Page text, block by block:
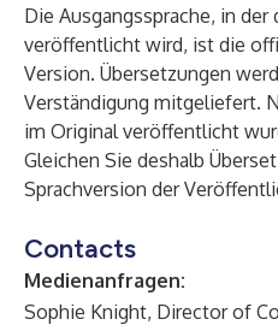
Die Ausgangssprache, in
veröffentlicht wird, ist die
Version. Übersetzungen
Verständigung mitgeliefert.
im Original veröffentlicht
Gleichen Sie deshalb
Sprachversion der
Contacts
Medienanfragen:
Sophie Knight, Director of